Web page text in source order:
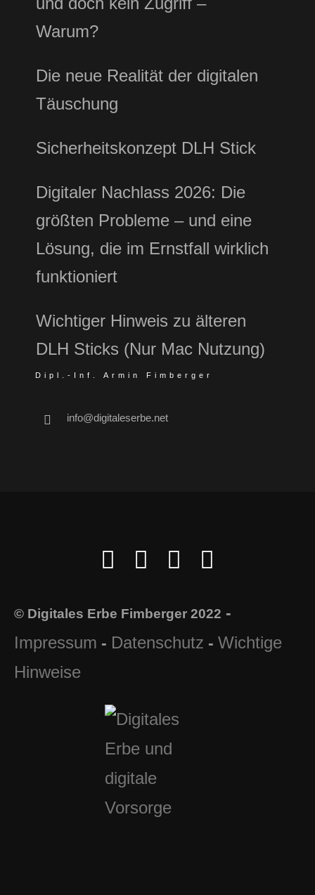
Warum?
Die neue Realität der digitalen
Täuschung
Sicherheitskonzept DLH Stick
Digitaler Nachlass 2026: Die
größten Probleme – und eine
Lösung, die im Ernstfall wirklich
funktioniert
Wichtiger Hinweis zu älteren
DLH Sticks (Nur Mac Nutzung)
Dipl.-Inf. Armin Fimberger
info@digitaleserbe.net
© Digitales Erbe Fimberger 2022 -
Impressum - Datenschutz - Wichtige
Hinweise